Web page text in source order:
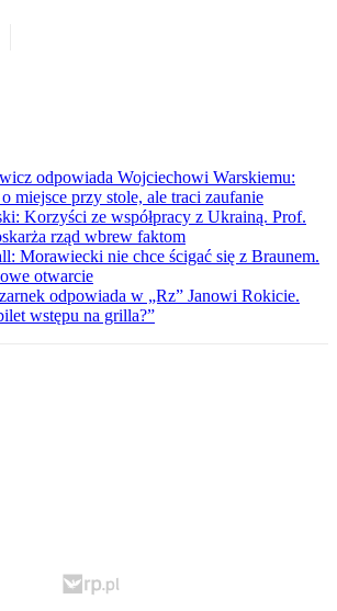
odpowiada Wojciechowi Warskiemu:
miejsce przy stole, ale traci zaufanie
Korzyści ze współpracy z Ukrainą. Prof.
rząd wbrew faktom
Morawiecki nie chce ścigać się z Braunem.
otwarcie
odpowiada w „Rz” Janowi Rokicie.
wstępu na grilla?”